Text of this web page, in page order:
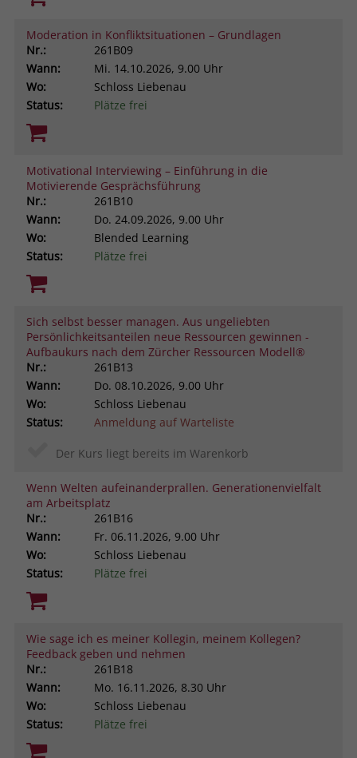
Moderation in Konfliktsituationen – Grundlagen
Nr.:
261B09
Wann:
Mi. 14.10.2026, 9.00 Uhr
Wo:
Schloss Liebenau
Status:
Plätze frei
Motivational Interviewing – Einführung in die
Motivierende Gesprächsführung
Nr.:
261B10
Wann:
Do. 24.09.2026, 9.00 Uhr
Wo:
Blended Learning
Status:
Plätze frei
Sich selbst besser managen. Aus ungeliebten
Persönlichkeitsanteilen neue Ressourcen gewinnen -
Aufbaukurs nach dem Zürcher Ressourcen Modell®
Nr.:
261B13
Wann:
Do. 08.10.2026, 9.00 Uhr
Wo:
Schloss Liebenau
Status:
Anmeldung auf Warteliste
Der Kurs liegt bereits im Warenkorb
Wenn Welten aufeinanderprallen. Generationenvielfalt
am Arbeitsplatz
Nr.:
261B16
Wann:
Fr. 06.11.2026, 9.00 Uhr
Wo:
Schloss Liebenau
Status:
Plätze frei
Wie sage ich es meiner Kollegin, meinem Kollegen?
Feedback geben und nehmen
Nr.:
261B18
Wann:
Mo. 16.11.2026, 8.30 Uhr
Wo:
Schloss Liebenau
Status:
Plätze frei